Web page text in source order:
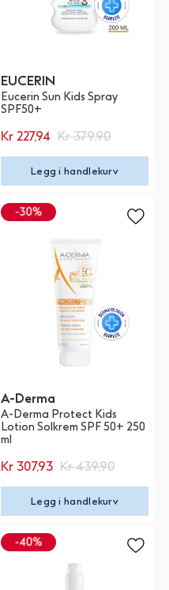
EUCERIN
Eucerin Sun Kids Spray
SPF50+
Kr 227,94 Kr 379,90
Legg i handlekurv
A-Derma
A-Derma Protect Kids
Lotion Solkrem SPF 50+ 250
ml
Kr 307,93 Kr 439,90
Legg i handlekurv